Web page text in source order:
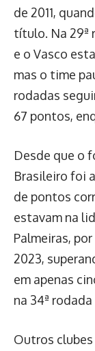
de 2011,
título. Na 29ª
e o Vasco
mas o time
rodadas
67 pontos,
Desde que o
Brasileiro foi
de pontos
estavam na
Palmeiras,
2023,
em apenas
na 34ª
Outros